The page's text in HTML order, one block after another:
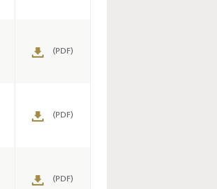
(PDF)
(PDF)
(PDF)